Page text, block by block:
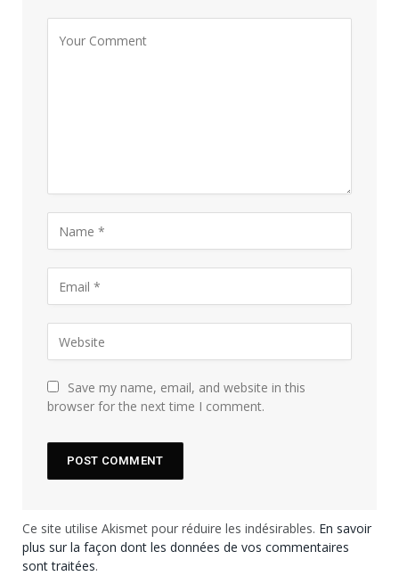
Save my name, email, and website in this
browser for the next time I comment.
Ce site utilise Akismet pour réduire les indésirables. En savoir
plus sur la façon dont les données de vos commentaires
sont traitées.